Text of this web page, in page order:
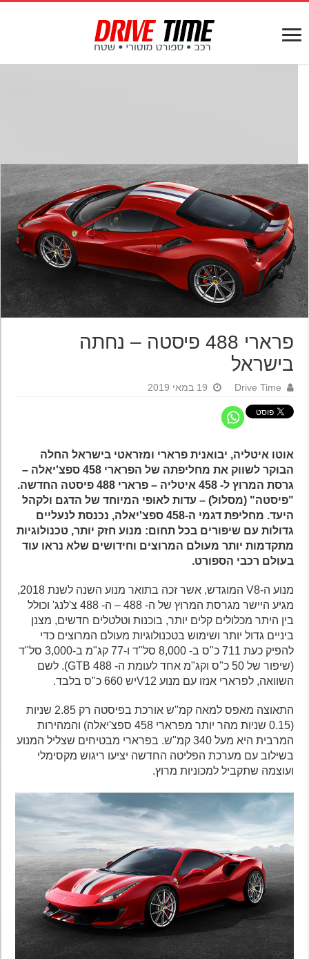
פרארי 488 פיסטה – נחתה
בישראל
Drive Time 19 במאי 2019
אוטו איטליה, יבואנית פרארי ומזראטי בישראל החלה
הבוקר לשווק את מחליפתה של הפרארי 458 ספצ'יאלה –
גרסת המרוץ ל- 458 איטליה – פרארי 488 פיסטה החדשה.
"פיסטה" (מסלול) – עדות לאופי המיוחד של הדגם ולקהל
היעד. מחליפת דגמי ה-458 ספצ'יאלה, נכנסת לנעליים
גדולות עם שיפורים בכל תחום: מנוע חזק יותר, טכנולוגיות
מתקדמות יותר מעולם המרוצים וחידושים שלא נראו עוד
בעולם רכבי הספורט.
מנוע ה-V8 המוגדש, אשר זכה בתואר מנוע השנה לשנת 2018,
מגיע היישר מגרסת המרוץ של ה- 488 – ה- 488 צ'לנג' וכולל
בין היתר מכלולים קלים יותר, בוכנות וטלטלים חדשים, מצנן
ביניים גדול יותר ושימוש בטכנולוגיות מעולם המרוצים כדי
להפיק כעת 711 כ"ס ב- 8,000 סל"ד ו-77 קג"מ ב-3,000 סל"ד
(שיפור של 50 כ"ס וקג"מ אחד לעומת ה- 488 GTB). לשם
השוואה, לפרארי אנזו עם מנוע V12יש 660 כ"ס בלבד.
התאוצה מאפס למאה קמ"ש אורכת בפיסטה רק 2.85 שניות
(0.15 שניות מהר יותר מפרארי 458 ספצ'יאלה) והמהירות
המרבית היא מעל 340 קמ"ש. בפרארי מבטיחים שצליל המנוע
בשילוב עם מערכת הפליטה החדשה יציעו ריגוש מקסימלי
ועוצמה שתקביל למכוניות מרוץ.